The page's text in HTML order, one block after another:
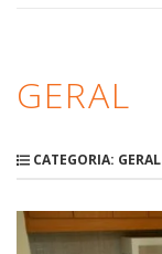
GERAL
CATEGORIA: GERAL